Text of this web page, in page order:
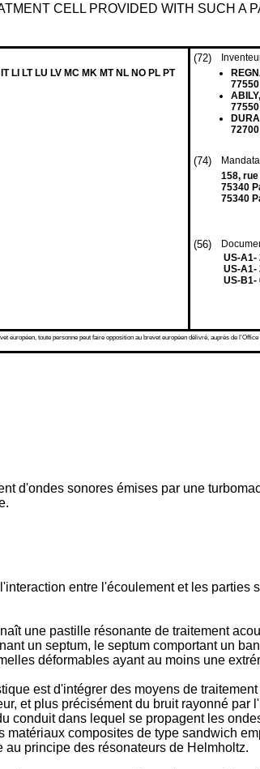
CELL PROVIDED WITH SUCH A
LI LT LU LV MC MK MT NL NO PL PT
(72)
(74)
158,
75340
75340
(56)
US-A1-
US-A1-
US-B1-
européen, toute personne peut faire opposition au brevet européen délivré, auprès de
d'ondes sonores émises par une
entre l'écoulement et les
une pastille résonante de traitement
un septum, le septum comportant un
déformables ayant au moins une
est d'intégrer des moyens de
et plus précisément du bruit rayonné
conduit dans lequel se propagent les
composites de type sandwich
au principe des résonateurs de Helmholtz.